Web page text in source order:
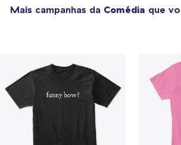
Mais campanhas da Comédia que